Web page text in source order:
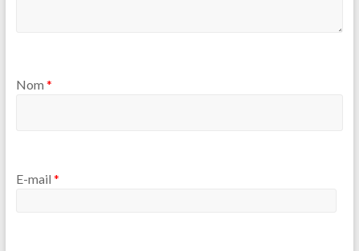
Nom *
E-mail *